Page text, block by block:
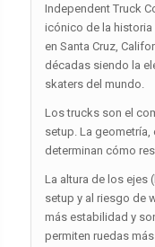
Independent Truck
icónico de la historia
en Santa Cruz,
décadas siendo la
skaters del mundo.
Los trucks son el
setup. La
determinan cómo
La altura de los ejes
setup y al riesgo de
más estabilidad y
permiten ruedas